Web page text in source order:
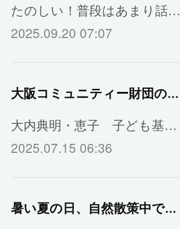
たのしい！普段はあまり話…
2025.09.20 07:07
大阪コミュニティー財団の助成金を使って
大内典明・恵子 子ども基…
2025.07.15 06:36
暑い夏の日、自然散策中でひとやすみ｜フリースクール